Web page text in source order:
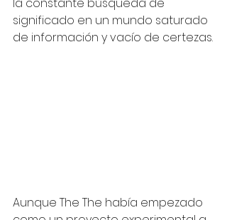
significado en un mundo saturado
de información y vacío de certezas.
Aunque The The había empezado